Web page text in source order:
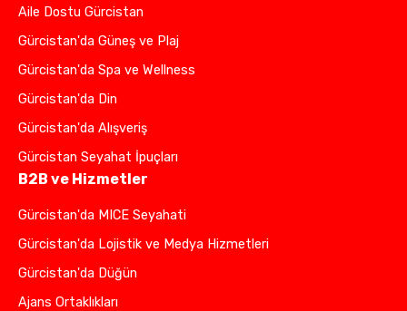
Aile Dostu Gürcistan
Gürcistan'da Güneş ve Plaj
Gürcistan'da Spa ve Wellness
Gürcistan'da Din
Gürcistan'da Alışveriş
Gürcistan Seyahat İpuçları
B2B ve Hizmetler
Gürcistan'da MICE Seyahati
Gürcistan'da Lojistik ve Medya Hizmetleri
Gürcistan'da Düğün
Ajans Ortaklıkları